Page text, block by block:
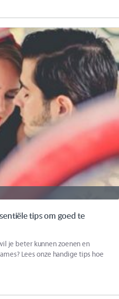
tips om goed te
je beter kunnen zoenen en
Lees onze handige tips hoe